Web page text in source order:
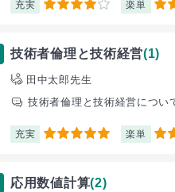
充実 4 楽単 3.5
技術者倫理と技術経営(1)
田中太郎先生
技術者倫理と技術経営につい
充実 5 楽単 5
応用数値計算(2)